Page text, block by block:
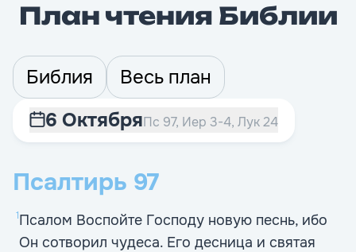
План чтения Библии
Библия
Весь план
6 ОктябряПс 97, Иер 3-4, Лук 24
Псалтирь 97
1Псалом Воспойте Господу новую песнь, ибо
Он сотворил чудеса. Его десница и святая